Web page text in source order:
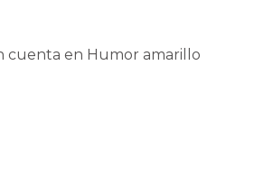
cuenta en Humor amarillo